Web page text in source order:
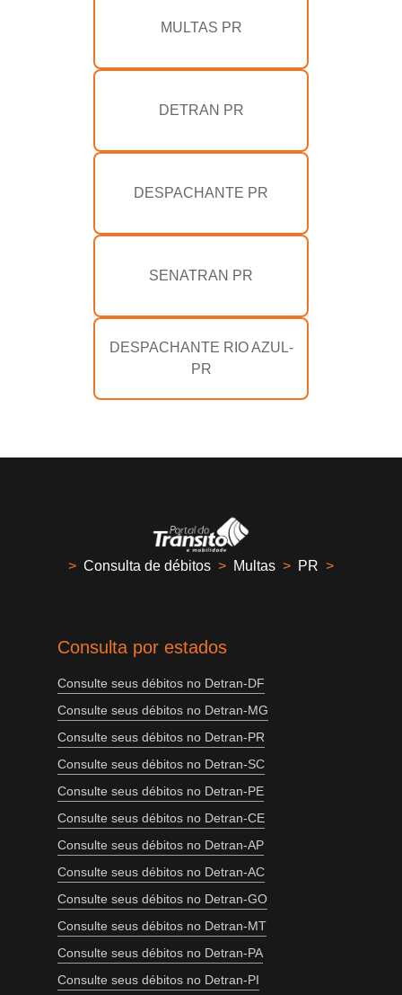
MULTAS PR
DETRAN PR
DESPACHANTE PR
SENATRAN PR
DESPACHANTE RIO AZUL-
PR
> Consulta de débitos > Multas > PR >
Consulta por estados
Consulte seus débitos no Detran-DF
Consulte seus débitos no Detran-MG
Consulte seus débitos no Detran-PR
Consulte seus débitos no Detran-SC
Consulte seus débitos no Detran-PE
Consulte seus débitos no Detran-CE
Consulte seus débitos no Detran-AP
Consulte seus débitos no Detran-AC
Consulte seus débitos no Detran-GO
Consulte seus débitos no Detran-MT
Consulte seus débitos no Detran-PA
Consulte seus débitos no Detran-PI